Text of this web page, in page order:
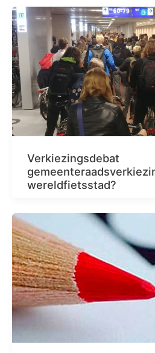
Verkiezingsdebat
wereldfietsstad?